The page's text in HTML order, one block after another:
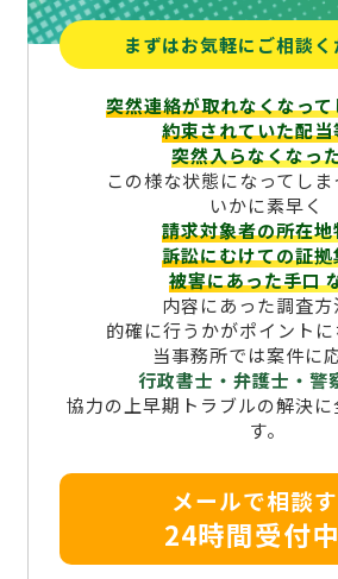
まずはお気軽にご相談く
突然連絡が取れなくなっ
約束されていた配当
突然入らなくなっ
この様な状態になってしま
いかに素早く
請求対象者の所在地
訴訟にむけての証拠
被害にあった手口
内容にあった調査方
的確に行うかがポイントに
当事務所では案件に
行政書士・弁護士・警
協力の上早期トラブルの解決に
す。
メールで相談
24時間受付中